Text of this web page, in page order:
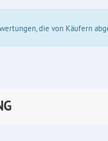
die von Käufern